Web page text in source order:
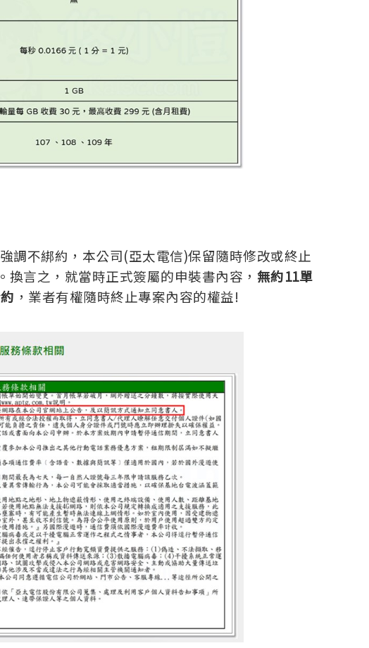
調不綁約，本公司(亞太電信)保留隨時修改或終止
換言之，就當時正式簽屬的申裝書內容， 無約11單
，業者有權隨時終止專案內容的權益!